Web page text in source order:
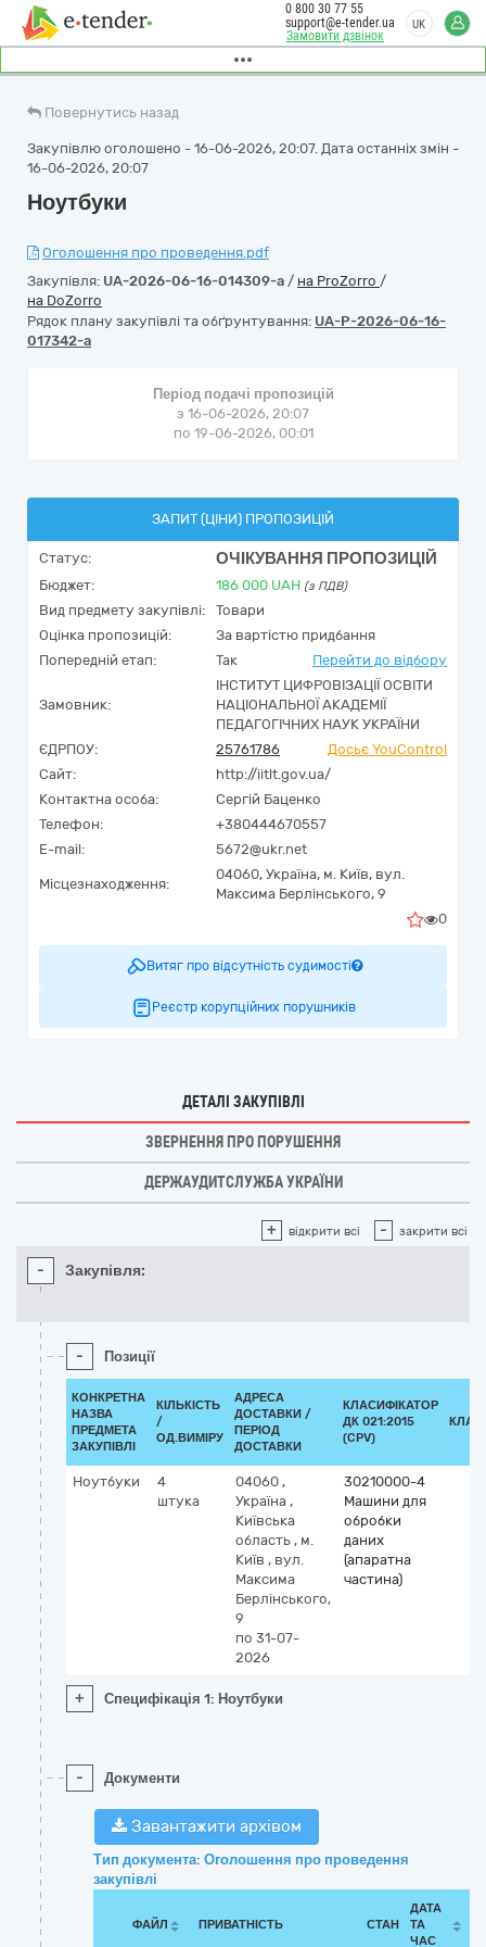
Замовити дзвінок
0 800 30 77 55
support@e-tender.ua
UK
Повернутись назад
Закупівлю оголошено - 16-06-2026, 20:07. Дата останніх змін -
16-06-2026, 20:07
Ноутбуки
Оголошення про проведення.pdf
Закупівля: UA-2026-06-16-014309-a / на ProZorro /
на DoZorro
Рядок плану закупівлі та обґрунтування: UA-P-2026-06-16-
017342-a
Період подачі пропозицій
з 16-06-2026, 20:07
по 19-06-2026, 00:01
ЗАПИТ (ЦІНИ) ПРОПОЗИЦІЙ
Статус: ОЧІКУВАННЯ ПРОПОЗИЦІЙ
Бюджет: 186 000 UAH (з ПДВ)
Вид предмету закупівлі:
Товари
Оцінка пропозицій:
За вартістю придбання
Попередній етап:
Так Перейти до відбору
Замовник:
ІНСТИТУТ ЦИФРОВІЗАЦІЇ ОСВІТИ
НАЦІОНАЛЬНОЇ АКАДЕМІЇ
ПЕДАГОГІЧНИХ НАУК УКРАЇНИ
ЄДРПОУ:
25761786
Досьє YouControl
Сайт:
http://iitlt.gov.ua/
Контактна особа:
Сергій Баценко
Телефон:
+380444670557
E-mail:
5672@ukr.net
Місцезнаходження:
04060, Україна, м. Київ, вул.
Максима Берлінського, 9
0
Витяг про відсутність судимості
Реєстр корупційних порушників
ДЕТАЛІ ЗАКУПІВЛІ
ЗВЕРНЕННЯ ПРО ПОРУШЕННЯ
ДЕРЖАУДИТСЛУЖБА УКРАЇНИ
+ відкрити всі - закрити всі
- Закупівля:
- Позиції
КОНКРЕТНА
НАЗВА
ПРЕДМЕТА
ЗАКУПІВЛІ
КІЛЬКІСТЬ
/
ОД.ВИМІРУ
АДРЕСА
ДОСТАВКИ /
ПЕРІОД
ДОСТАВКИ
КЛАСИФІКАТОР
ДК 021:2015
(CPV)
Ноутбуки
4
штука
04060 ,
Україна ,
Київська
область , м.
Київ , вул.
Максима
Берлінського,
9
по 31-07-
2026
30210000-4
Машини для
обробки
даних
(апаратна
частина)
+ Специфікація 1: Ноутбуки
- Документи
Завантажити архівом
Тип документа: Оголошення про проведення
закупівлі
ФАЙЛ ПРИВАТНІСТЬ СТАН
ДАТА
ТА
ЧАС